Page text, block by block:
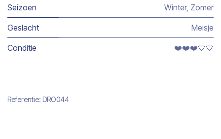
Seizoen Winter, Zomer
Geslacht Meisje
Conditie ❤️❤️❤️🤍🤍
Referentie: DRO044